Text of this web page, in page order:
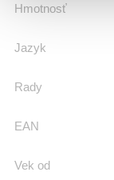
Hmotnosť
Jazyk
Rady
EAN
Vek od